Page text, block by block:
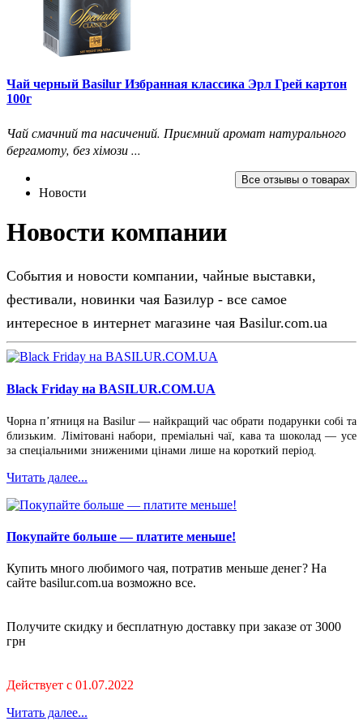
Чай черный Basilur Избранная классика Эрл Грей картон
100г
Чай смачний та насичений. Приємний аромат натурального
бергамоту, без хімози ...
Все отзывы о товарах
Новости
Новости компании
События и новости компании, чайные выставки,
фестивали, новинки чая Базилур - все самое
интересное в интернет магазине чая Basilur.com.ua
Black Friday на BASILUR.COM.UA
Чорна п’ятниця на Basilur — найкращий час обрати подарунки собі та
близьким. Лімітовані набори, преміальні чаї, кава та шоколад — усе
за спеціальними зниженими цінами лише на короткий період.
Читать далее...
Покупайте больше — платите меньше!
Купить много любимого чая, потратив меньше денег? На
сайте basilur.com.ua возможно все.
Получите скидку и бесплатную доставку при заказе от 3000
грн
Действует с 01.07.2022
Читать далее...